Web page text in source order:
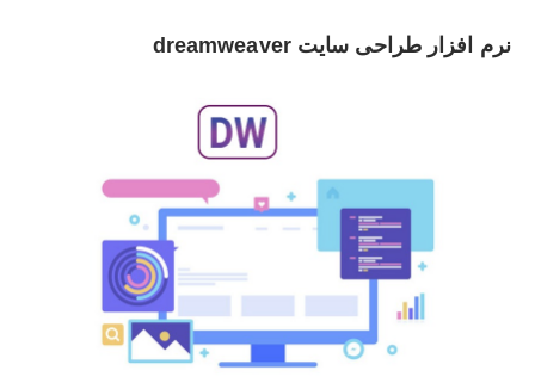
نرم افزار طراحی سایت dreamweaver